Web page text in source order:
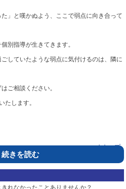
」と嘆かぬよう、ここで弱点に向き合って
別指導が生きてきます。
していたような弱点に気付けるのは、隣に
ご相談ください。
たします。
△トップへ
きを読む
れなかったことありませんか？